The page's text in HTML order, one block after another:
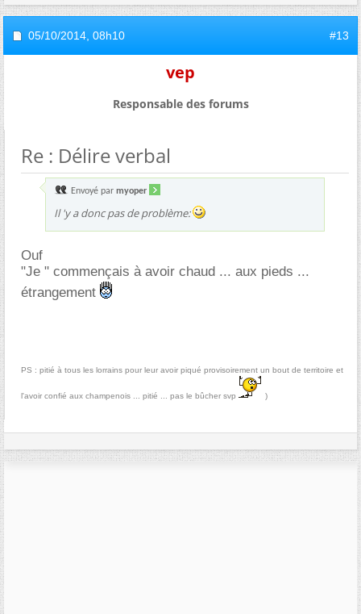
05/10/2014, 08h10 #13
vep
Responsable des forums
Re : Délire verbal
Envoyé par myoper
Il 'y a donc pas de problème:
Ouf
"Je " commençais à avoir chaud ... aux pieds ...
étrangement
PS : pitié à tous les lorrains pour leur avoir piqué provisoirement un bout de territoire et
l'avoir confié aux champenois ... pitié ... pas le bûcher svp )